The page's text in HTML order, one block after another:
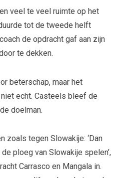
veel te veel ruimte op het
tot de tweede helft
de opdracht gaf aan zijn
te dekken.
beterschap, maar het
echt. Casteels bleef de
doelman.
zoals tegen Slowakije: ‘Dan
ploeg van Slowakije spelen’,
Carrasco en Mangala in.